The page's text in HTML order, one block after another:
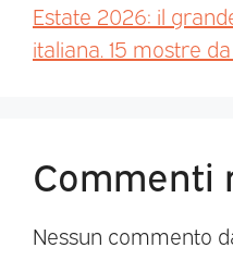
Estate 2026: il
italiana. 15 mostre
Commenti
Nessun commento